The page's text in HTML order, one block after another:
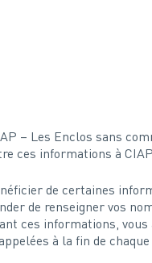
– Les Enclos sans
ces informations à
de certaines
de renseigner vos
ces informations,
à la fin de